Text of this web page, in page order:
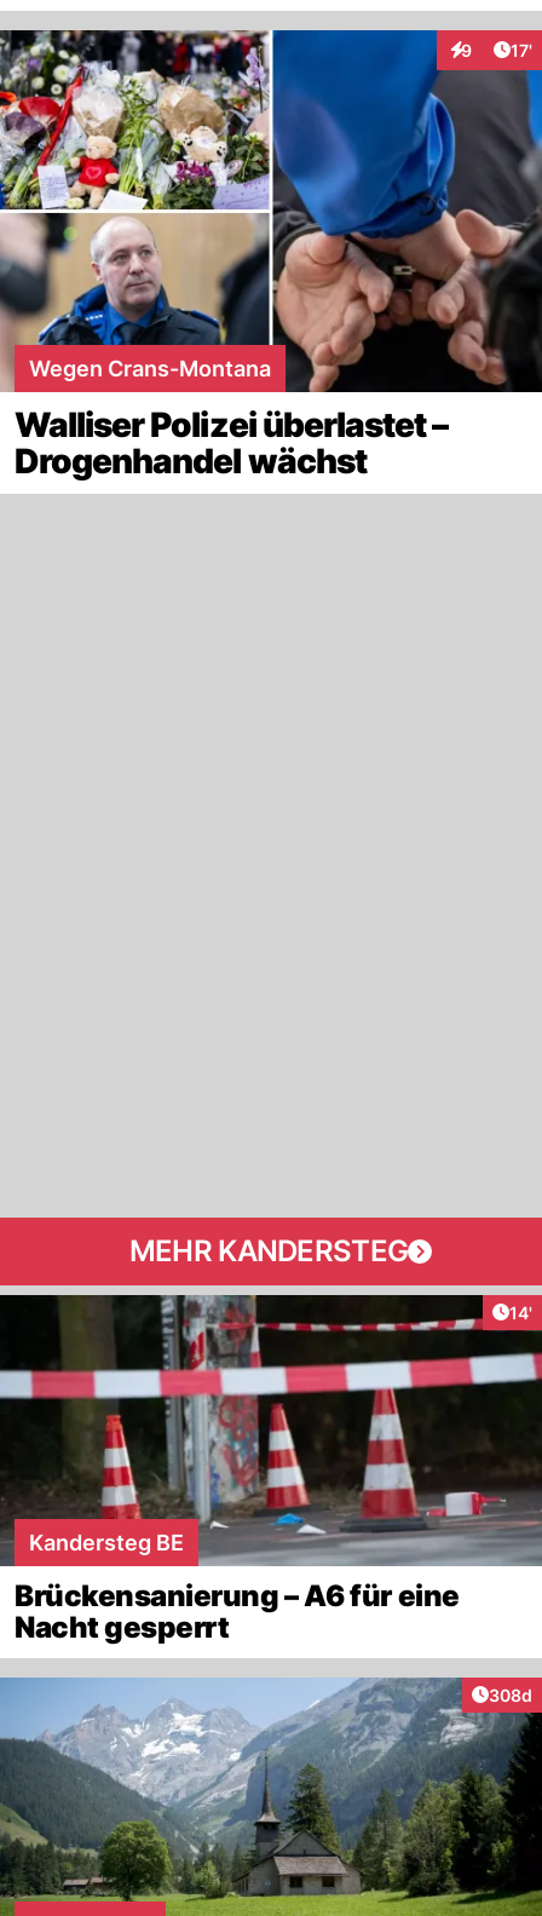
9 17'
Wegen Crans-Montana
Walliser Polizei überlastet –
Drogenhandel wächst
MEHR KANDERSTEG
14'
Kandersteg BE
Brückensanierung – A6 für eine
Nacht gesperrt
308d